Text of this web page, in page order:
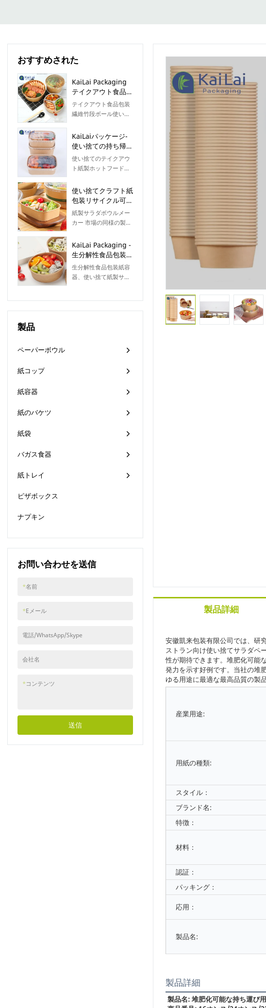
製品詳細
安徽凱来包装有限公司では、研
ストラン向け使い捨てサラダペ
性が期待できます。堆肥化可能
発力を示す好例です。当社の堆
ゆる用途に最適な最高品質の製
産業用途:
用紙の種類:
スタイル：
ブランド名:
特徴：
材料：
認証：
パッキング：
応用：
製品名:
製品詳細
製品名: 堆肥化可能な持ち運び
おすすめされた
KaiLai Packaging
テイクアウト食品包
装 使い捨て紙サラ
ダボウルカップ 蓋
テイクアウト食品包装
繊維竹段ボール使い捨
プ印刷蓋付き、高い売
上高は、企業が新しい
的障壁を確立および強
化するのに役立ちま
は長期間にわたって強
力な競争力を維持でき
ます。さらに、この製
品は画期的なイノベー
クノロジーは、市場の
需要をよりよく満たす
ために適用されます。
KaiLaiパッケージ-
使い捨ての持ち帰り
用の紙の温かい食べ
物の容器プラスチッ
ラダボウル
使い捨てのテイクアウ
ト紙製ホットフード容
蓋が付いた長方形の紙
ボウルは、さまざまな
ざまな用途があり、さ
まざまな顧客のさまざ
ます。また、簡潔な構
造と高品質を設計原則
としています。
使い捨てクラフト紙
包装リサイクル可能
な長方形ラウンドコ
ーナーテイクアウト
紙製サラダボウルメー
カー 市場の同様の製品
質、外観などの点で比
類のない優れた利点が
を得ています。KaiLai
Packagingは過去の製
続的に改善しています
彼ら。紙サラダボウル
KaiLai Packaging -
生分解性食品包装紙
容器使い捨て紙サラ
ダボウル caja
生分解性食品包装紙容
器、使い捨て紙製サラ
なタイプと機能を備え
製品
ペーパーボウル
紙コップ
紙容器
紙のバケツ
紙袋
バガス食器
紙トレイ
ピザボックス
ナプキン
お問い合わせを送信
*名前
*Eメール
電話/WhatsApp/Skype
会社名
*コンテンツ
送信